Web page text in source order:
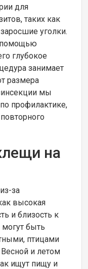
для
таких как
уголки.
помощью
глубокое
занимает
размера
мы
профилактике,
на
за
высокая
и близость к
быть
птицами
и летом
ищут пищу и